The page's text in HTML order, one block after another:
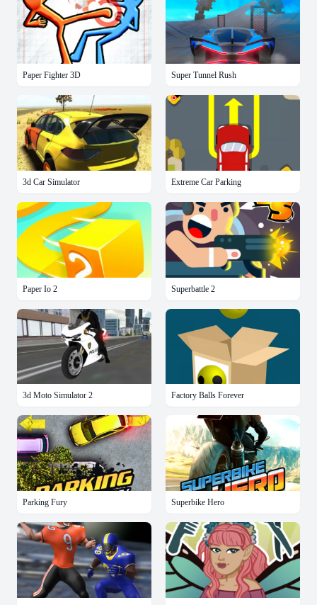
Paper Fighter 3D Super Tunnel Rush
3d Car Simulator Extreme Car Parking
Paper Io 2 Superbattle 2
3d Moto Simulator 2 Factory Balls Forever
Parking Fury Superbike Hero